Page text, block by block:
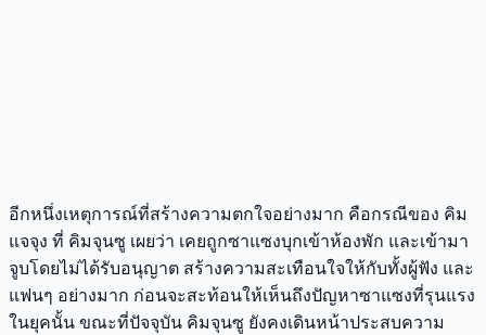
อีกหนึ่งเหตุการณ์ที่สร้างความตกใจอย่างมาก คือกรณีของ คิม
แจจุง ที่ คิมจุนซู เผยว่า เคยถูกซาแซงบุกเข้าห้องพัก และเข้ามา
จูบโดยไม่ได้รับอนุญาต สร้างความสะเทือนใจให้กับทั้งผู้ฟัง และ
แฟนๆ อย่างมาก ก่อนจะสะท้อนให้เห็นถึงปัญหาซาแซงที่รุนแรง
ในยุคนั้น ขณะที่ปัจจุบัน คิมจุนซู ยังคงเดินหน้าประสบความ